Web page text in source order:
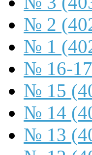
№ 2
№ 1
№ 16-17
№ 15
№ 14
№ 13